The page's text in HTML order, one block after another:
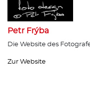
Petr Frýba
Die Website des
Zur Website